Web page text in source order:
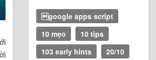
google apps script
10 mẹo
10 tips
103 early hints
20/10